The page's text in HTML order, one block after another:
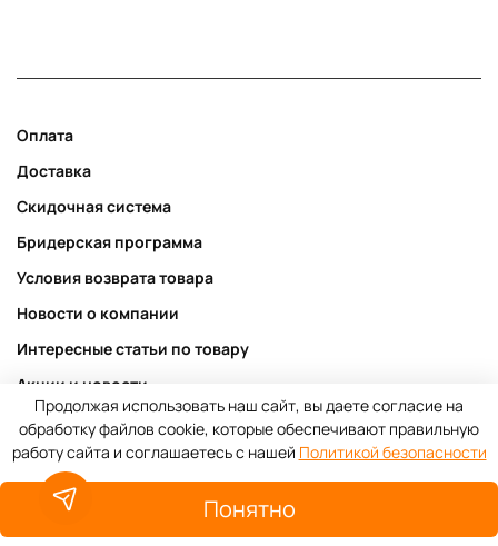
Оплата
Доставка
Скидочная система
Бридерская программа
Условия возврата товара
Новости о компании
Интересные статьи по товару
Акции и новости
Публичная оферта
Пользовательское соглашение
Политика конфиденциальности
Продолжая использовать наш сайт, вы даете согласие на
обработку файлов cookie, которые обеспечивают правильную
работу сайта и соглашаетесь с нашей Политикой безопасности
Понятно